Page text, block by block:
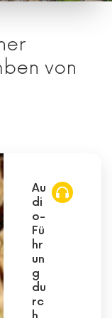
von
Au
di
o-
Fü
hr
un
g
du
rc